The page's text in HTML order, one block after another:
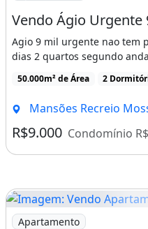
Vendo Ágio Urgente
Agio 9 mil urgente nao tem
dias 2 quartos segundo
50.000m² de Área 2
Mansões Recreio
R$9.000 Condomínio
Imagem: Vendo
Apartamento